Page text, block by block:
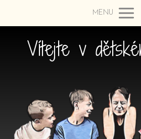
MENU
Vítejte v